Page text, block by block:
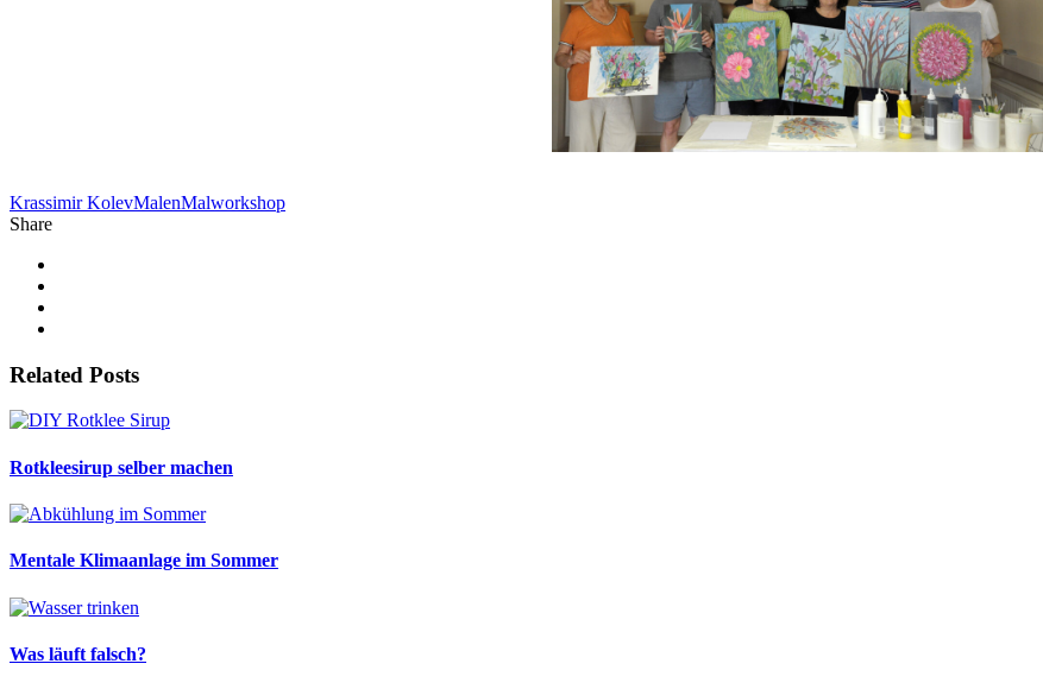
Krassimir KolevMalenMalworkshop
Share
Related Posts
Rotkleesirup selber machen
Mentale Klimaanlage im Sommer
Was läuft falsch?